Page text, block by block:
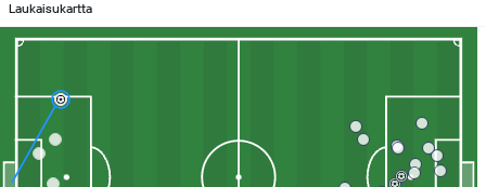
Laukaisukartta